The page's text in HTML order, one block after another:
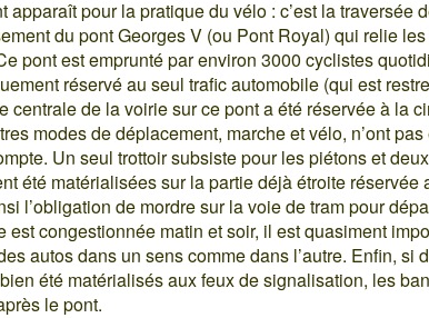
apparaît pour la pratique du vélo : c’est la traversée
du pont Georges V (ou Pont Royal) qui relie
pont est emprunté par environ 3000 cyclistes
réservé au seul trafic automobile (qui est
centrale de la voirie sur ce pont a été réservée à la
modes de déplacement, marche et vélo, n’ont pas
Un seul trottoir subsiste pour les piétons et
été matérialisées sur la partie déjà étroite réservée
l’obligation de mordre sur la voie de tram pour
est congestionnée matin et soir, il est quasiment
autos dans un sens comme dans l’autre. Enfin, si
été matérialisés aux feux de signalisation, les
le pont.